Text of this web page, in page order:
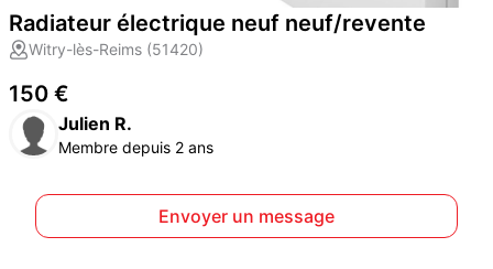
Radiateur électrique neuf neuf/revente
Witry-lès-Reims (51420)
150 €
Julien R.
Membre depuis 2 ans
Envoyer un message